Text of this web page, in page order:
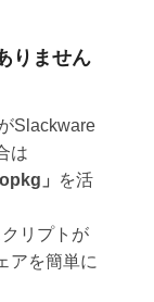
りません
Slackware
は
」 を活
リプトが
アを簡単に